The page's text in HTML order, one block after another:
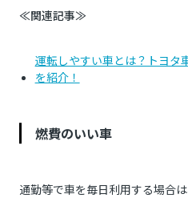
≪関連記事≫
運転しやすい車とは？トヨタ
を紹介！
燃費のいい車
通勤等で車を毎日利用する場合